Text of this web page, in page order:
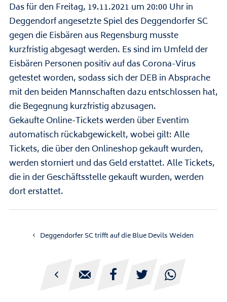
Das für den Freitag, 19.11.2021 um 20:00 Uhr in
Deggendorf angesetzte Spiel des Deggendorfer SC
gegen die Eisbären aus Regensburg musste
kurzfristig abgesagt werden. Es sind im Umfeld der
Eisbären Personen positiv auf das Corona-Virus
getestet worden, sodass sich der DEB in Absprache
mit den beiden Mannschaften dazu entschlossen hat,
die Begegnung kurzfristig abzusagen.
Gekaufte Online-Tickets werden über Eventim
automatisch rückabgewickelt, wobei gilt: Alle
Tickets, die über den Onlineshop gekauft wurden,
werden storniert und das Geld erstattet. Alle Tickets,
die in der Geschäftsstelle gekauft wurden, werden
dort erstattet.
Deggendorfer SC trifft auf die Blue Devils Weiden
    